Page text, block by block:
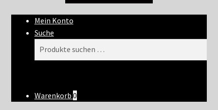
Mein Konto
Suche
Warenkorb 0